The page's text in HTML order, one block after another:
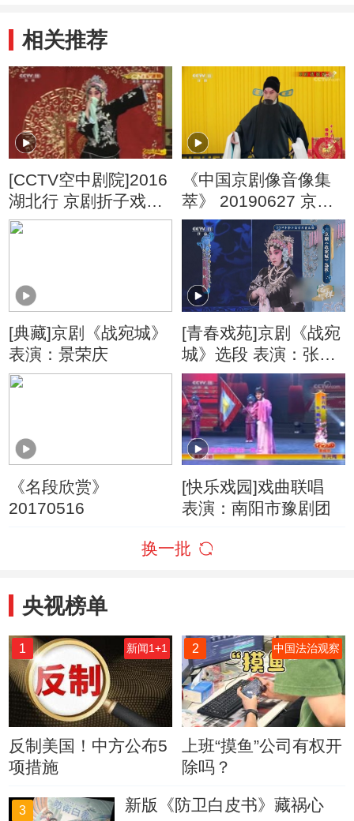
相关推荐
[CCTV空中剧院]2016
湖北行 京剧折子戏专
场（二） 京剧《战宛
《中国京剧像音像集
萃》 20190627 京剧
《战宛城》 2/2
[典藏]京剧《战宛城》
表演：景荣庆
[青春戏苑]京剧《战宛
城》选段 表演：张馨
心
《名段欣赏》
20170516
[快乐戏园]戏曲联唱
表演：南阳市豫剧团
换一批
央视榜单
1 新闻1+1
反制美国！中方公布5
项措施
2 中国法治观察
上班“摸鱼”公司有权开
除吗？
3 新版《防卫白皮书》藏祸心